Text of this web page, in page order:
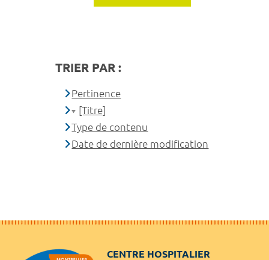
TRIER PAR :
Pertinence
[Titre]
Type de contenu
Date de dernière modification
CENTRE HOSPITALIER